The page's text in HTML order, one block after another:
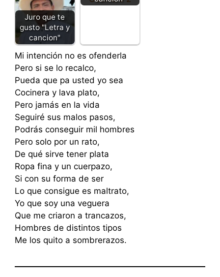
Juro que te
gusto "Letra y
cancion"
Mi intención no es ofenderla
Pero si se lo recalco,
Pueda que pa usted yo sea
Cocinera y lava plato,
Pero jamás en la vida
Seguiré sus malos pasos,
Podrás conseguir mil hombres
Pero solo por un rato,
De qué sirve tener plata
Ropa fina y un cuerpazo,
Si con su forma de ser
Lo que consigue es maltrato,
Yo que soy una veguera
Que me criaron a trancazos,
Hombres de distintos tipos
Me los quito a sombrerazos.